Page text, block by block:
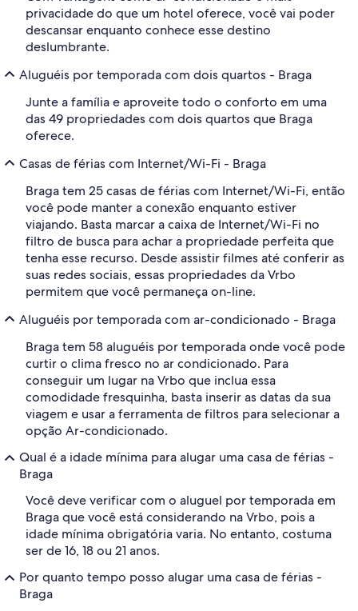
privacidade do que um hotel oferece, você vai poder
descansar enquanto conhece esse destino
deslumbrante.
Aluguéis por temporada com dois quartos - Braga
Junte a família e aproveite todo o conforto em uma
das 49 propriedades com dois quartos que Braga
oferece.
Casas de férias com Internet/Wi-Fi - Braga
Braga tem 25 casas de férias com Internet/Wi-Fi, então
você pode manter a conexão enquanto estiver
viajando. Basta marcar a caixa de Internet/Wi-Fi no
filtro de busca para achar a propriedade perfeita que
tenha esse recurso. Desde assistir filmes até conferir as
suas redes sociais, essas propriedades da Vrbo
permitem que você permaneça on-line.
Aluguéis por temporada com ar-condicionado - Braga
Braga tem 58 aluguéis por temporada onde você pode
curtir o clima fresco no ar condicionado. Para
conseguir um lugar na Vrbo que inclua essa
comodidade fresquinha, basta inserir as datas da sua
viagem e usar a ferramenta de filtros para selecionar a
opção Ar-condicionado.
Qual é a idade mínima para alugar uma casa de férias -
Braga
Você deve verificar com o aluguel por temporada em
Braga que você está considerando na Vrbo, pois a
idade mínima obrigatória varia. No entanto, costuma
ser de 16, 18 ou 21 anos.
Por quanto tempo posso alugar uma casa de férias -
Braga